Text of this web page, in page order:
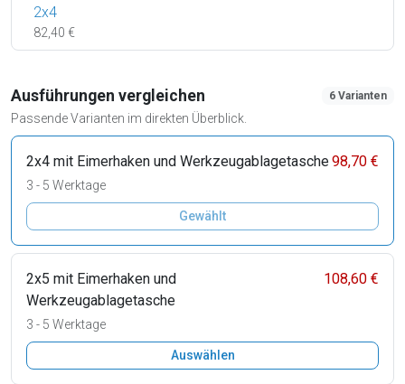
2x4
82,40 €
Ausführungen vergleichen
Passende Varianten im direkten Überblick.
6 Varianten
2x4 mit Eimerhaken und Werkzeugablagetasche98,70 €
3 - 5 Werktage
Gewählt
2x5 mit Eimerhaken und
Werkzeugablagetasche
108,60 €
3 - 5 Werktage
Auswählen